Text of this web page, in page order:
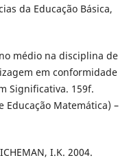
da Educação Básica,
médio na disciplina de
em conformidade
Significativa. 159f.
Educação Matemática) –
I.K. 2004.